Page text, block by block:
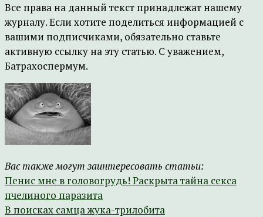
Все права на данный текст принадлежат нашему
журналу. Если хотите поделиться информацией с
вашими подписчиками, обязательно ставьте
активную ссылку на эту статью. С уважением,
Батрахоспермум.
Вас также могут заинтересовать статьи:
Пенис мне в головогрудь! Раскрыта тайна секса
пчелиного паразита
В поисках самца жука-трилобита